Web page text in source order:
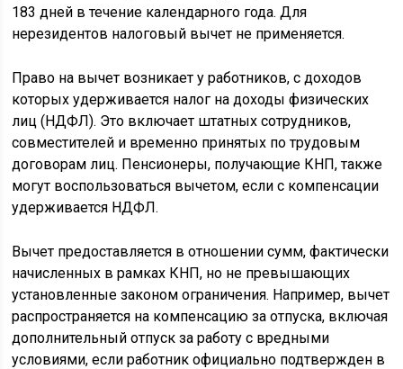
183 дней в течение календарного года. Для
нерезидентов налоговый вычет не применяется.
Право на вычет возникает у работников, с доходов
которых удерживается налог на доходы физических
лиц (НДФЛ). Это включает штатных сотрудников,
совместителей и временно принятых по трудовым
договорам лиц. Пенсионеры, получающие КНП, также
могут воспользоваться вычетом, если с компенсации
удерживается НДФЛ.
Вычет предоставляется в отношении сумм, фактически
начисленных в рамках КНП, но не превышающих
установленные законом ограничения. Например, вычет
распространяется на компенсацию за отпуска, включая
дополнительный отпуск за работу с вредными
условиями, если работник официально подтвержден в